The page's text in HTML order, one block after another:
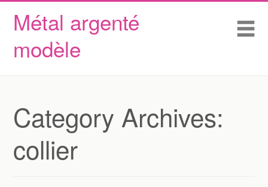
Métal argenté
modèle
Skip to content
Accueil
Conditions d’utilisation
Category Archives:
collier